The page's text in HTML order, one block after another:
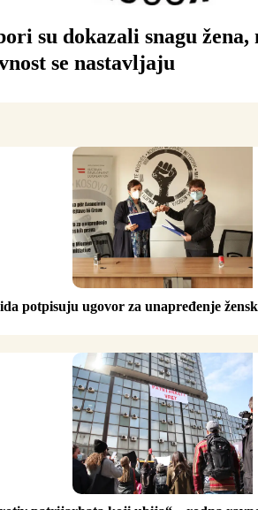
su dokazali snagu žena,
se nastavljaju
potpisuju ugovor za unapređenje